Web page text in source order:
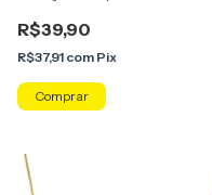
R$39,90
R$37,91 com Pix